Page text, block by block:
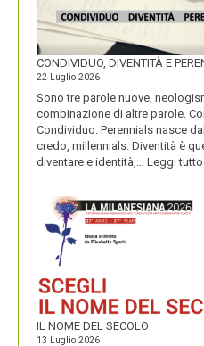
CONDIVIDUO, DIVENTITÀ E
22 Luglio 2026
Sono tre parole nuove,
combinazione di altre parole.
Condividuo. Perennials nasce
credo, millennials. Diventità è
diventare e identità,… Leggi tutto
IL NOME DEL SECOLO
13 Luglio 2026